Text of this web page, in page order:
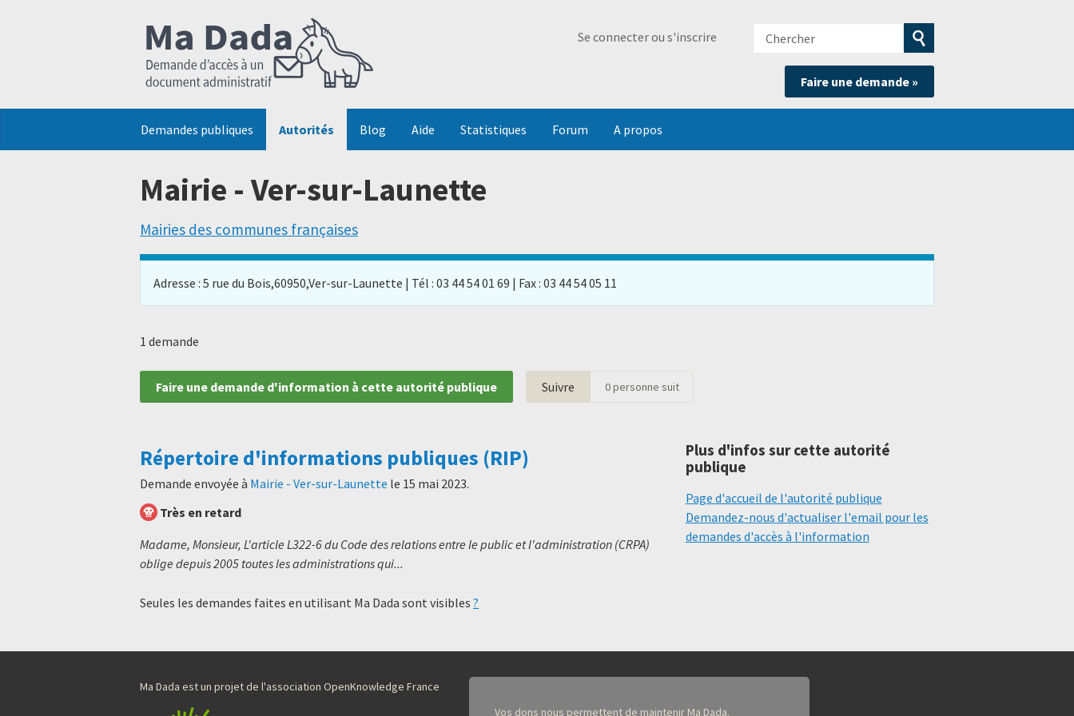
Se connecter ou s'inscrire
Chercher
Soumettre
la
recherche
Faire une demande »
Demandes publiques Autorités Blog Aide Statistiques Forum A propos
Mairie - Ver-sur-Launette
Mairies des communes françaises
Adresse : 5 rue du Bois,60950,Ver-sur-Launette | Tél : 03 44 54 01 69 | Fax : 03 44 54 05 11
1 demande
Faire une demande d'information à cette autorité publique Suivre 0personne suit
Répertoire d'informations publiques (RIP)
Demande envoyée à Mairie - Ver-sur-Launette le 15 mai 2023.
Très en retard
Madame, Monsieur, L'article L322-6 du Code des relations entre le public et l'administration (CRPA)
oblige depuis 2005 toutes les administrations qui...
Seules les demandes faites en utilisant Ma Dada sont visibles ?
Plus d'infos sur cette autorité
publique
Page d'accueil de l'autorité publique
Demandez-nous d'actualiser l'email pour les
demandes d'accès à l'information
Ma Dada est un projet de l'association OpenKnowledge France
Vos dons nous permettent de maintenir Ma Dada.